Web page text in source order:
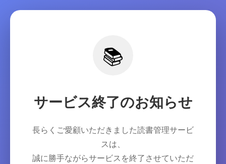
📚
サービス終了のお知らせ
長らくご愛顧いただきました読書管理サービ
スは、
誠に勝手ながらサービスを終了させていただ